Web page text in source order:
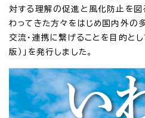
対する理解の促進と風化防止を図
わってきた方々をはじめ国内外の
交流・連携に繋げることを目的とし
版）」を発行しました。